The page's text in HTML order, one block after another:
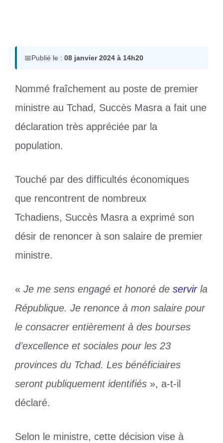
📅Publié le : 08 janvier 2024 à 14h20
Nommé fraîchement au poste de premier
ministre au Tchad, Succès Masra a fait une
déclaration très appréciée par la
population.
Touché par des difficultés économiques
que rencontrent de nombreux
Tchadiens, Succès Masra a exprimé son
désir de renoncer à son salaire de premier
ministre.
« Je me sens engagé et honoré de servirla
République. Je renonce à mon salaire pour
le consacrer entièrement à des bourses
d’excellence et sociales pour les 23
provinces du Tchad. Les bénéficiaires
seront publiquement identifiés », a-t-il
déclaré.
Selon le ministre, cette décision vise à